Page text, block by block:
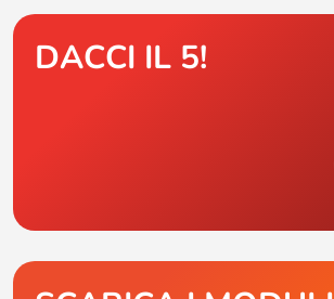
DACCI IL 5!